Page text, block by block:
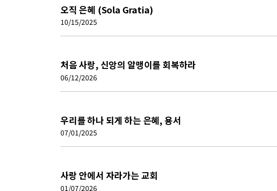
오직 은혜 (Sola Gratia)
10/15/2025
처음 사랑, 신앙의 알맹이를 회복하라
06/12/2026
우리를 하나 되게 하는 은혜, 용서
07/01/2025
사랑 안에서 자라가는 교회
01/07/2026